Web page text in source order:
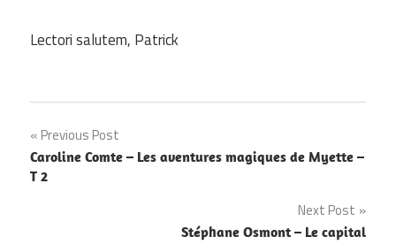
Lectori salutem, Patrick
Navigation
de
Previous Post
Caroline Comte – Les aventures magiques de Myette –
T 2
Next Post
Stéphane Osmont – Le capital